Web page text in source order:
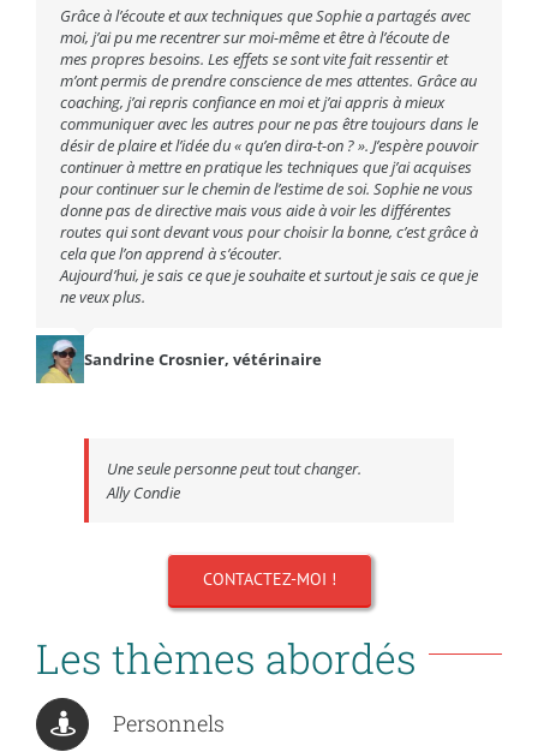
Grâce à l’écoute et aux techniques que Sophie a partagés avec
moi, j’ai pu me recentrer sur moi-même et être à l’écoute de
mes propres besoins. Les effets se sont vite fait ressentir et
m’ont permis de prendre conscience de mes attentes. Grâce au
coaching, j’ai repris confiance en moi et j’ai appris à mieux
communiquer avec les autres pour ne pas être toujours dans le
désir de plaire et l’idée du « qu’en dira-t-on ? ». J’espère pouvoir
continuer à mettre en pratique les techniques que j’ai acquises
pour continuer sur le chemin de l’estime de soi. Sophie ne vous
donne pas de directive mais vous aide à voir les différentes
routes qui sont devant vous pour choisir la bonne, c’est grâce à
cela que l’on apprend à s’écouter.
Aujourd’hui, je sais ce que je souhaite et surtout je sais ce que je
ne veux plus.
Sandrine Crosnier, vétérinaire
Une seule personne peut tout changer.
Ally Condie
CONTACTEZ-MOI !
Les thèmes abordés
Personnels